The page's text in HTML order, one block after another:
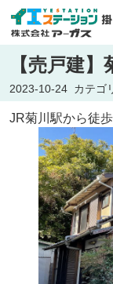
【売戸建
2023-10-24 カテゴ
JR菊川駅から徒